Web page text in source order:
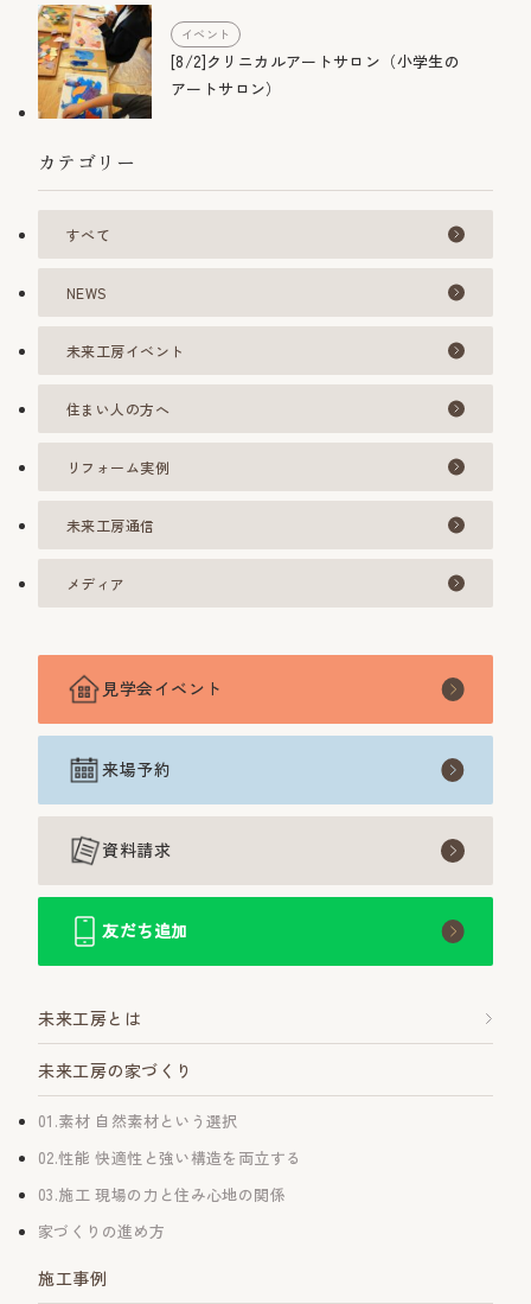
イベント
[8/2]クリニカルアートサロン（小学生の
アートサロン）
カテゴリー
すべて
NEWS
未来工房イベント
住まい人の方へ
リフォーム実例
未来工房通信
メディア
見学会イベント
来場予約
資料請求
友だち追加
未来工房とは
未来工房の家づくり
01.素材 自然素材という選択
02.性能 快適性と強い構造を両立する
03.施工 現場の力と住み心地の関係
家づくりの進め方
施工事例